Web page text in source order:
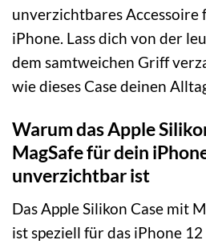
unverzichtbares
iPhone. Lass dich von der
dem samtweichen Griff
wie dieses Case deinen
Warum das Apple
MagSafe für dein
unverzichtbar ist
Das Apple Silikon Case mit
ist speziell für das iPhone